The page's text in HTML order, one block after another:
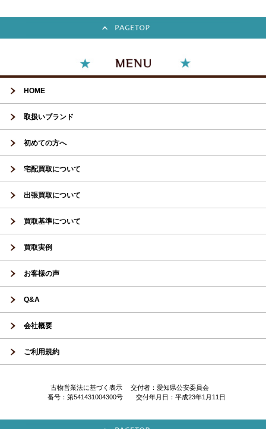
HOME
取扱いブランド
初めての方へ
宅配買取について
出張買取について
買取基準について
買取実例
お客様の声
Q&A
会社概要
ご利用規約
古物営業法に基づく表示 交付者：愛知県公安委員会
番号：第541431004300号 交付年月日：平成23年1月11日